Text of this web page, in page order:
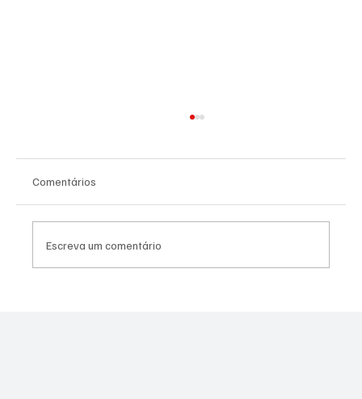
Comentários
Escreva um comentário